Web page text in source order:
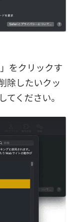
をクリックす
除したいクッ
ください。